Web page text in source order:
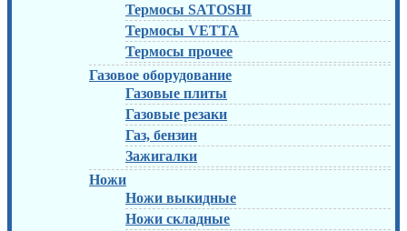
Термосы SATOSHI
Термосы VETTA
Термосы прочее
Газовое оборудование
Газовые плиты
Газовые резаки
Газ, бензин
Зажигалки
Ножи
Ножи выкидные
Ножи складные